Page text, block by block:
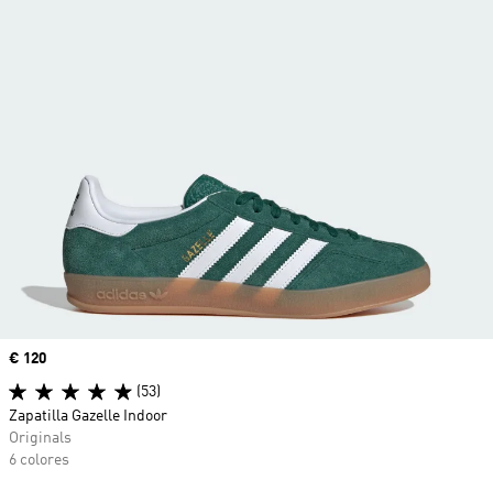
Precio
€ 120
(53)
Zapatilla Gazelle Indoor
Originals
6 colores